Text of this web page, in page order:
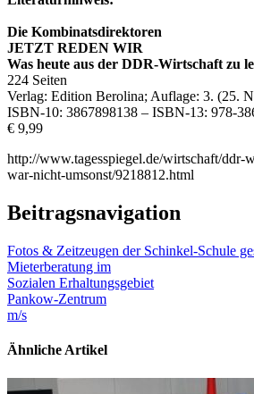
Die Kombinatsdirektoren
JETZT REDEN WIR
Was heute aus der DDR-Wirtschaft zu
224 Seiten
Verlag: Edition Berolina; Auflage: 3. (25.
ISBN-10: 3867898138 – ISBN-13: 978-
€ 9,99
http://www.tagesspiegel.de/wirtschaft/ddr-
war-nicht-umsonst/9218812.html
Beitragsnavigation
Fotos & Zeitzeugen der Schinkel-Schule
Mieterberatung im
Sozialen Erhaltungsgebiet
Pankow-Zentrum
m/s
Ähnliche Artikel